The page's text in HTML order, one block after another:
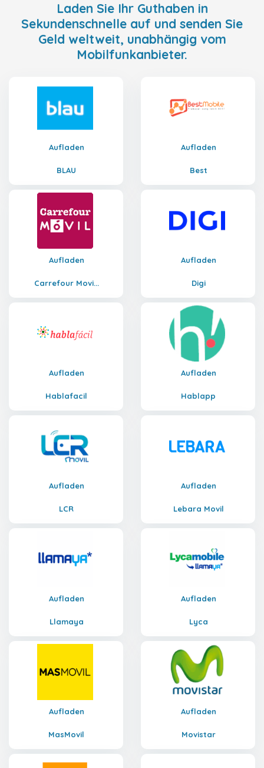
Laden Sie Ihr Guthaben in
Sekundenschnelle auf und senden Sie
Geld weltweit, unabhängig vom
Mobilfunkanbieter.
Aufladen
BLAU
Aufladen
Best
Aufladen
Carrefour Movi...
Aufladen
Digi
Aufladen
Hablafacil
Aufladen
Hablapp
Aufladen
LCR
Aufladen
Lebara Movil
Aufladen
Llamaya
Aufladen
Lyca
Aufladen
MasMovil
Aufladen
Movistar